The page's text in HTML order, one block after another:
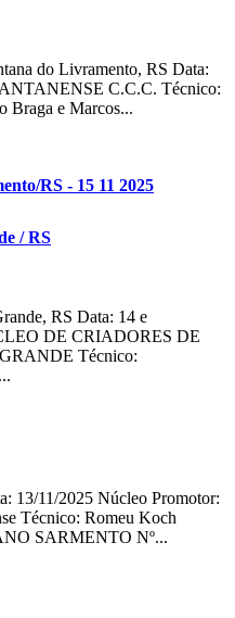
do Livramento, RS Data:
C.C.C. Técnico:
Braga e Marcos...
RS - 15 11 2025
/ RS
RS Data: 14 e
DE CRIADORES DE
Técnico:
13/11/2025 Núcleo Promotor:
Técnico: Romeu Koch
SARMENTO Nº...